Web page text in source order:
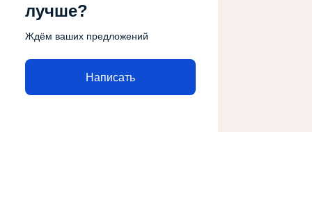
лучше?
Ждём ваших предложений
Написать